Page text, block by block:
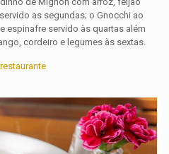
as segundas; o Gnocchi ao
espinafre servido às quartas além
cordeiro e legumes às sextas.